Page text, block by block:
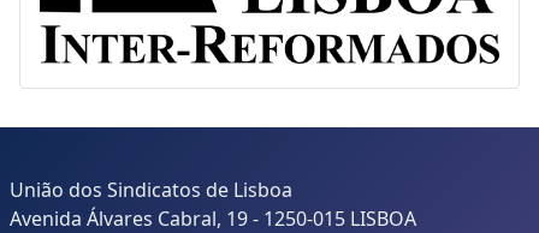
União dos Sindicatos de Lisboa
Avenida Álvares Cabral, 19 - 1250-015 LISBOA